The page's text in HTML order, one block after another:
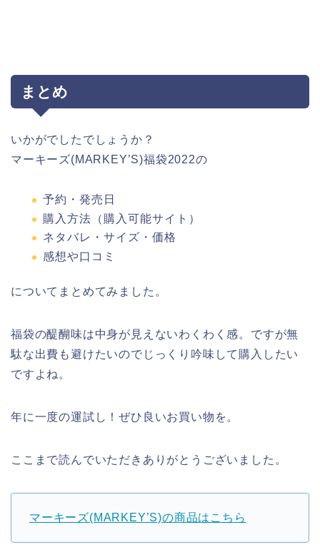
まとめ
いかがでしたでしょうか？
マーキーズ(MARKEY’S)福袋2022の
予約・発売日
購入方法（購入可能サイト）
ネタバレ・サイズ・価格
感想や口コミ
についてまとめてみました。
福袋の醍醐味は中身が見えないわくわく感。ですが無
駄な出費も避けたいのでじっくり吟味して購入したい
ですよね。
年に一度の運試し！ぜひ良いお買い物を。
ここまで読んでいただきありがとうございました。
マーキーズ(MARKEY’S)の商品はこちら